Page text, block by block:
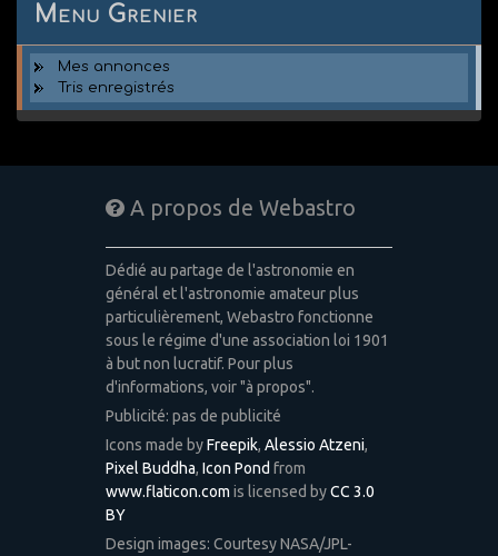
Menu Grenier
Mes annonces
Tris enregistrés
A propos de Webastro
Dédié au partage de l'astronomie en
général et l'astronomie amateur plus
particulièrement, Webastro fonctionne
sous le régime d'une association loi 1901
à but non lucratif. Pour plus
d'informations, voir "à propos".
Publicité: pas de publicité
Icons made byFreepik, Alessio Atzeni,
Pixel Buddha, Icon Pond from
www.flaticon.com is licensed byCC 3.0
BY
Design images: Courtesy NASA/JPL-